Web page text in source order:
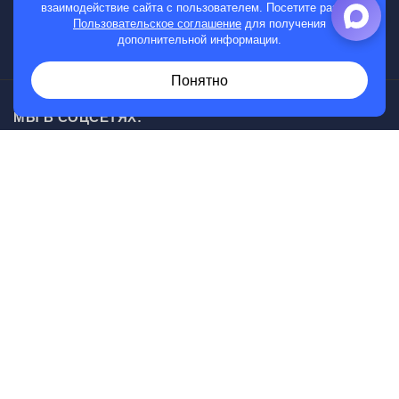
Мужские часы
МЫ В СОЦСЕТЯХ:
взаимодействие сайта с пользователем. Посетите раздел
Пользовательское соглашение для получения
дополнительной информации.
Понятно